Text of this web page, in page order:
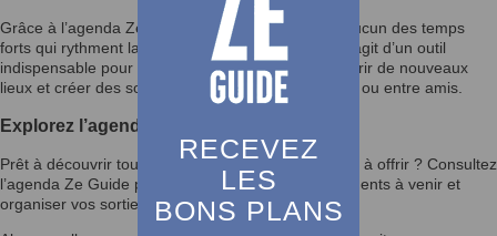
RECEVEZ
LES
BONS PLANS
Grâce à l’agenda Ze Guide, vous ne manquerez aucun des temps
forts qui rythment la vie du Bassin d’Arcachon. Il s’agit d’un outil
indispensable pour enrichir votre quotidien, découvrir de nouveaux
lieux et créer des souvenirs mémorables en famille ou entre amis.
Explorez l’agenda et laissez-vous inspirer
Prêt à découvrir tout ce que le Bassin d’Arcachon a à offrir ? Consultez
l’agenda Ze Guide pour rester informé des événements à venir et
organiser vos sorties selon vos envies.